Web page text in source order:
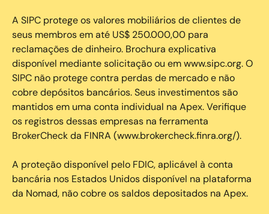
A SIPC protege os valores mobiliários de clientes de
seus membros em até US$ 250.000,00 para
reclamações de dinheiro. Brochura explicativa
disponível mediante solicitação ou em www.sipc.org. O
SIPC não protege contra perdas de mercado e não
cobre depósitos bancários. Seus investimentos são
mantidos em uma conta individual na Apex. Verifique
os registros dessas empresas na ferramenta
BrokerCheck da FINRA (www.brokercheck.finra.org/).
A proteção disponível pelo FDIC, aplicável à conta
bancária nos Estados Unidos disponível na plataforma
da Nomad, não cobre os saldos depositados na Apex.